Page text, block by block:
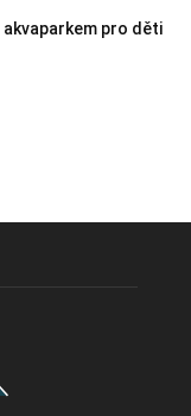
pro děti